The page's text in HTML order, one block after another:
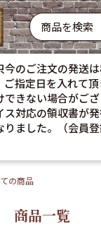
酒類 硝
お買い得 お
のご注文の発送
ご指定日を入れて
できない場合がご
ス対応の領収書が
りました。（会員
の商品
商品一覧